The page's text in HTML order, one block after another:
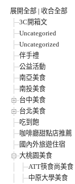
展開全部 | 收合全部
3C開箱文
Uncategoried
Uncategorized
伴手禮
公益活動
南亞美食
南投美食
台中美食
台北美食
吃到飽
咖啡廳甜點店推薦
國內外旅遊住宿
大桃園美食
ATT筷食尚美食
中原大學美食